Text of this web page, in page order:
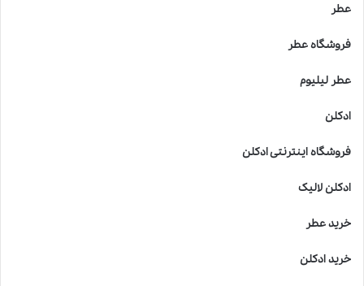
عطر
فروشگاه عطر
عطر لیلیوم
ادکلن
فروشگاه اینترنتی ادکلن
ادکلن لالیک
خرید عطر
خرید ادکلن